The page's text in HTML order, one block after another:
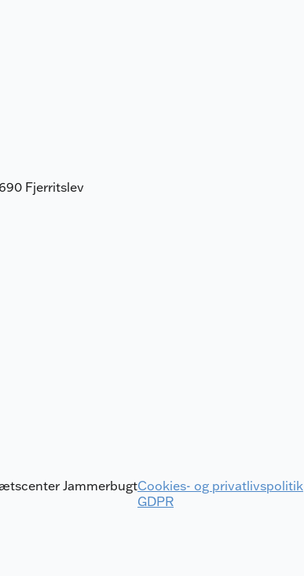
Fjerritslev
JammerbugtCookies- og privatlivspolitik
GDPR